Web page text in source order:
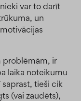
var to darīt
un
problēmām, ir
laika noteikumu
saprast, tieši cik
(vai zaudēts),